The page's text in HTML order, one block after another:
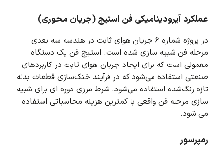
عملکرد آیرودینامیکی فن استیج (جریان محوری)
در پروژه شماره 6 جریان هوای ثابت در هندسه سه بعدی
مرحله فن شبیه سازی شده است. استیج فن یک دستگاه
معمولی است که برای ایجاد جریان هوای ثابت در کاربردهای
صنعتی استفاده می‌شود که در فرآیند خنک‌سازی قطعات بدنه
تازه رنگ‌شده استفاده می‌شود. شرط مرزی دوره ای برای شبیه
سازی مرحله فن واقعی با کمترین هزینه محاسباتی استفاده
می شود.
رمپرسور